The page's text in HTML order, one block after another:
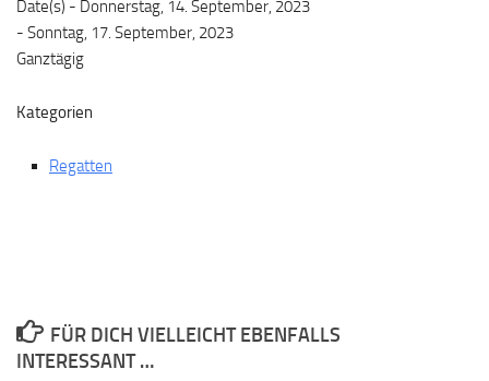
Date(s) - Donnerstag, 14. September, 2023
- Sonntag, 17. September, 2023
Ganztägig
Kategorien
Regatten
FÜR DICH VIELLEICHT EBENFALLS
INTERESSANT …